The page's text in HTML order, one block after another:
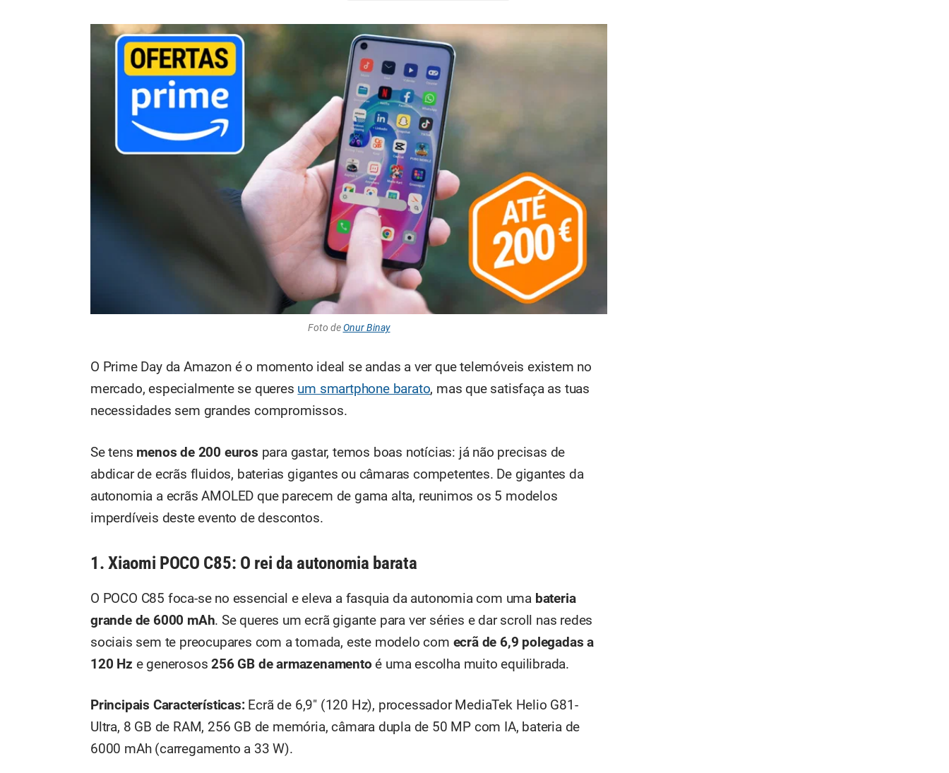
Foto deOnur Binay
O Prime Day da Amazon é o momento ideal se andas a ver que telemóveis existem no
mercado, especialmente se queres um smartphone barato, mas que satisfaça as tuas
necessidades sem grandes compromissos.
Se tens menos de 200 euros para gastar, temos boas notícias: já não precisas de
abdicar de ecrãs fluidos, baterias gigantes ou câmaras competentes. De gigantes da
autonomia a ecrãs AMOLED que parecem de gama alta, reunimos os 5 modelos
imperdíveis deste evento de descontos.
1. Xiaomi POCO C85: O rei da autonomia barata
O POCO C85 foca-se no essencial e eleva a fasquia da autonomia com uma bateria
grande de 6000 mAh. Se queres um ecrã gigante para ver séries e dar scroll nas redes
sociais sem te preocupares com a tomada, este modelo com ecrã de 6,9 polegadas a
120 Hz e generosos256 GB de armazenamento é uma escolha muito equilibrada.
Principais Características:Ecrã de 6,9" (120 Hz), processador MediaTek Helio G81-
Ultra, 8 GB de RAM, 256 GB de memória, câmara dupla de 50 MP com IA, bateria de
6000 mAh (carregamento a 33 W).